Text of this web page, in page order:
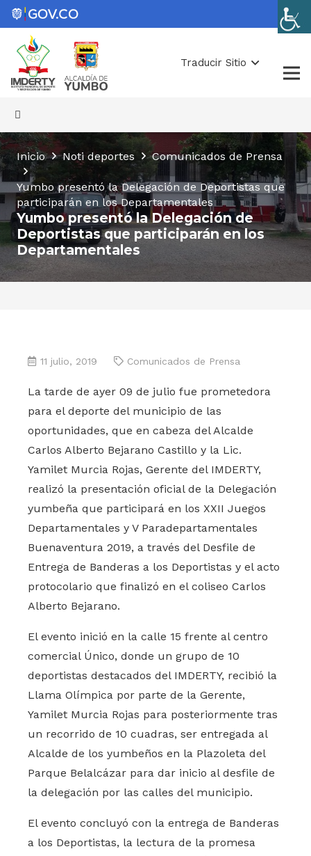
Traducir Sitio
Inicio Noti deportes Comunicados de Prensa
Yumbo presentó la Delegación de Deportistas que
participarán en los Departamentales
Yumbo presentó la Delegación de
Deportistas que participarán en los
Departamentales
11 julio, 2019 Comunicados de Prensa
La tarde de ayer 09 de julio fue prometedora
para el deporte del municipio de las
oportunidades, que en cabeza del Alcalde
Carlos Alberto Bejarano Castillo y la Lic.
Yamilet Murcia Rojas, Gerente del IMDERTY,
realizó la presentación oficial de la Delegación
yumbeña que participará en los XXII Juegos
Departamentales y V Paradepartamentales
Buenaventura 2019, a través del Desfile de
Entrega de Banderas a los Deportistas y el acto
protocolario que finalizó en el coliseo Carlos
Alberto Bejarano.
El evento inició en la calle 15 frente al centro
comercial Único, donde un grupo de 10
deportistas destacados del IMDERTY, recibió la
Llama Olímpica por parte de la Gerente,
Yamilet Murcia Rojas para posteriormente tras
un recorrido de 10 cuadras, ser entregada al
Alcalde de los yumbeños en la Plazoleta del
Parque Belalcázar para dar inicio al desfile de
la delegación por las calles del municipio.
El evento concluyó con la entrega de Banderas
a los Deportistas, la lectura de la promesa